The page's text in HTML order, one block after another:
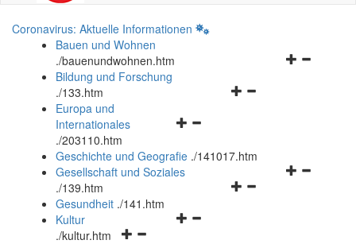
Coronavirus: Aktuelle Informationen
Bauen und Wohnen
./bauenundwohnen.htm
Navigationsmenü
Bildung und Forschung
./133.htm
Navigationsmenü
und
schließen
Europa und
Internationales
./203110.htm
Geschichte und Geografie ./141017.htm
Navigationsmenü
Gesellschaft und Soziales
./139.htm
Navigationsmenü
Gesundheit ./141.htm
Navigationsmenü
Kultur
./kultur.htm